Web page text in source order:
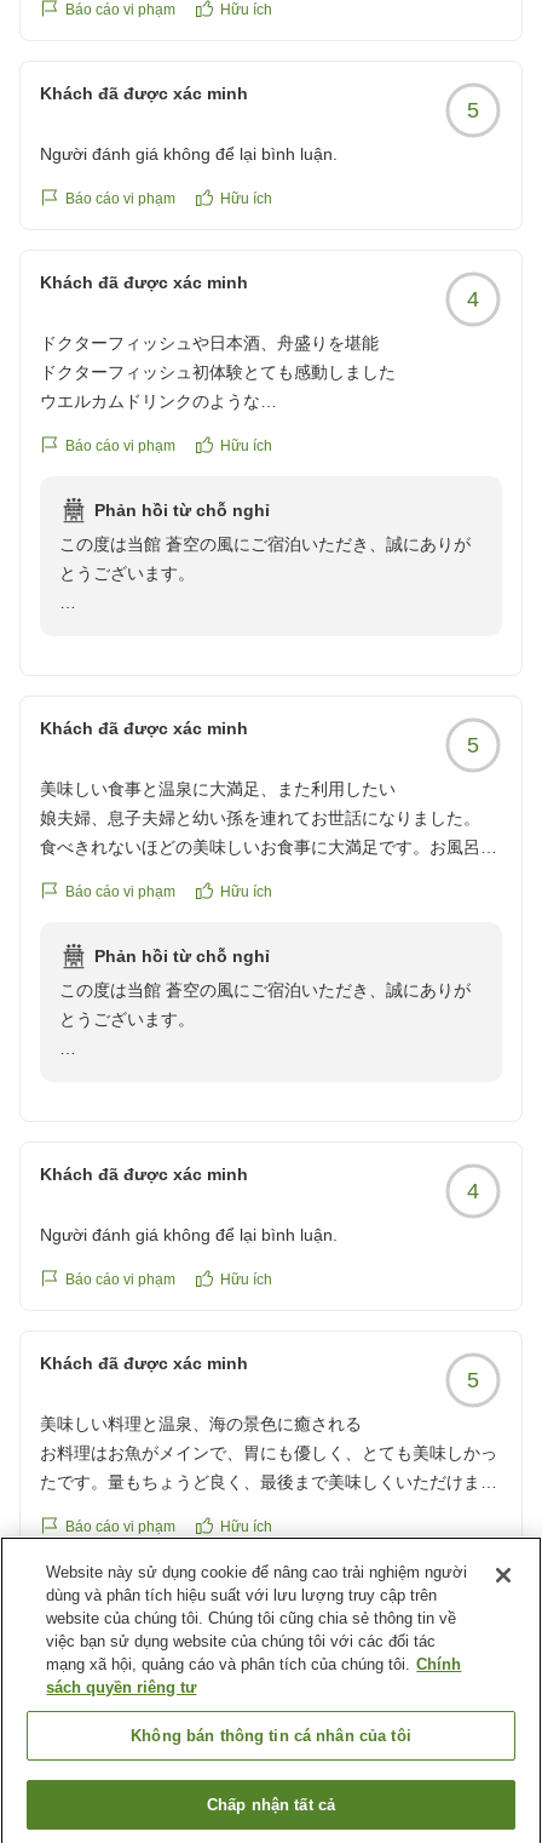
いただいたお言葉を真摯に受け止め、スタッフ一同で接
この度は貴重なご意見をお寄せいただき、誠にありがと
うございました。
Báo cáo vi phạm Hữu ích
Khách đã được xác minh
5
Người đánh giá không để lại bình luận.
Báo cáo vi phạm Hữu ích
Khách đã được xác minh
4
ドクターフィッシュや日本酒、舟盛りを堪能
ドクターフィッシュ初体験とても感動しました
ウエルカムドリンクのような
まいました
夕食の舟盛り食べきれるかな?と心配していましたがちょう
どの量でおいしく頂きました
夕食と朝食にも 鯛のお頭の煮付けがでてきて びっくりしま
した
Báo cáo vi phạm Hữu ích
Phản hồi từ chỗ nghỉ
この度は当館 蒼空の風にご宿泊いただき、誠にありが
とうございます。
また、初めてのドクターフィッシュやカラオケも満喫し
ていただき、ご滞在を楽しい思い出にしていただけたよ
うで何よりでございます。
た」とのお言葉を頂戴し、スタッフ一同の大きな励みと
朝食にご提供しております鯛のお頭の煮付けにつきまし
ては、当館からのおもてなしの一品としてご用意してお
きるよう努めてまいります。
この度は誠にありがとうございました。
またのお越しを、スタッフ一同心よりお待ちしておりま
Khách đã được xác minh
5
美味しい食事と温泉に大満足、また利用したい
娘夫婦、息子夫婦と幼い孫を連れてお世話になりました。
食べきれないほどの美味しいお食事に大満足です。お風呂も
ッフの皆さんの感じも良く、気持ちよく過ごせました。
クチコミの詳細はこちらから
https://review.travel.rakuten.co.jp/hotel/voice/4723?
reviewId=33123478225411
Báo cáo vi phạm Hữu ích
Phản hồi từ chỗ nghỉ
この度は当館 蒼空の風にご宿泊いただき、誠にありが
とうございます。
お食事につきまして、「食べきれないほど美味しかっ
た」とのお言葉を頂戴し、大変嬉しく拝読いたしまし
いただけたようで、スタッフ一同の励みとなります。
くりとお寛ぎいただけたとのこと、何よりでございま
スタッフへの温かいお言葉もありがとうございます。
「気持ちよく過ごせました」とのお声を励みに、これか
らも世代を問わず皆さまに快適にお過ごしいただける宿
づくりに努めてまいります。
「また、是非利用したいです」とのお言葉を励みに、ご
家族皆さまに再びお会いできます日を、スタッフ一同心
よりお待ちしております。
この度は誠にありがとうございました。
Khách đã được xác minh
4
Người đánh giá không để lại bình luận.
Báo cáo vi phạm Hữu ích
Khách đã được xác minh
5
美味しい料理と温泉、海の景色に癒される
お料理はお魚がメインで、胃にも優しく、とても美味しかっ
たです。量もちょうど良く、最後まで美味しくいただけまし
大浴場の温泉もとっても気持ち良く、「美人の湯」に癒され
ました 無料で予約できるマッサージチェアや、脱衣所に誰で
も使えるマッサージ機があるのも嬉しかったです。
スタッフの皆さんも親切で感じが良く、居心地よく過ごすこ
とができました。窓から見える海の景色にも癒され、ゆった
りとした贅沢な時間を過ごせました。
家族旅行にもおすすめのお宿です。また季節を変えて訪れた
いと思います。
Báo cáo vi phạm Hữu ích
Phản hồi từ chỗ nghỉ
この度は当館 蒼空の風にご宿泊いただき、誠にありが
とうございます。
お料理につきまして、「最後まで美味しくいただけまし
た」とのお言葉を頂戴し、大変嬉しく拝読いたしまし
たようで、スタッフ一同の大きな励みでございます。
Xem thêm các kết quả khác
Website này sử dụng cookie để nâng cao trải nghiệm người
dùng và phân tích hiệu suất với lưu lượng truy cập trên
website của chúng tôi. Chúng tôi cũng chia sẻ thông tin về
việc bạn sử dụng website của chúng tôi với các đối tác
mạng xã hội, quảng cáo và phân tích của chúng tôi. Chính
sách quyền riêng tư
Không bán thông tin cá nhân của tôi
Chấp nhận tất cả